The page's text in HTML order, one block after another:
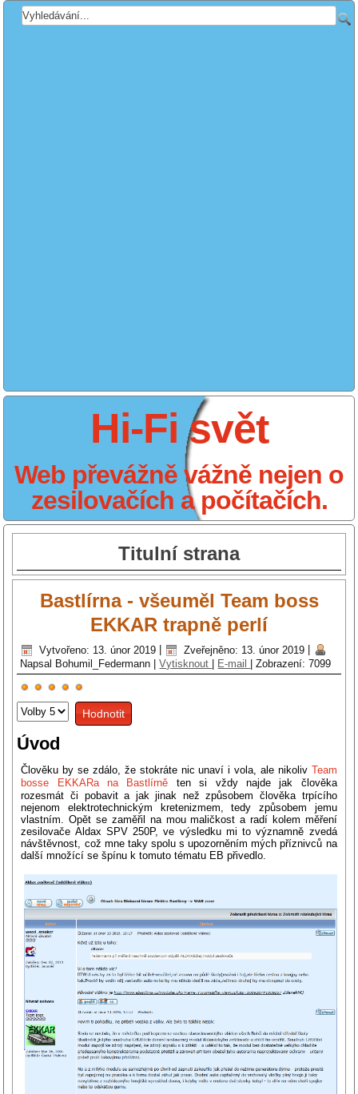
Hi-Fi svět
Web převážně vážně nejen o
zesilovačích a počítačích.
Titulní strana
Bastlírna - všeuměl Team boss
EKKAR trapně perlí
Vytvořeno: 13. únor 2019 Zveřejněno: 13. únor 2019
Napsal Bohumil_Federmann |Vytisknout E-mail |Zobrazení: 7099
uživatelů:
/5
Hodnoťte
prosím
Úvod
Člověku by se zdálo, že stokráte nic unaví i vola, ale nikoliv Team
bosse EKKARa na Bastlírně ten si vždy najde jak člověka
rozesmát či pobavit a jak jinak než způsobem člověka trpícího
nejenom elektrotechnickým kretenizmem, tedy způsobem jemu
vlastním. Opět se zaměřil na mou maličkost a radí kolem měření
zesilovače Aldax SPV 250P, ve výsledku mi to významně zvedá
návštěvnost, což mne taky spolu s upozorněním mých příznivců na
další množící se špínu k tomuto tématu EB přivedlo.